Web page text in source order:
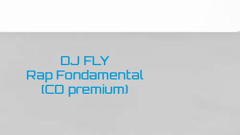
DJ FLY
Rap Fondamental
(CD premium)